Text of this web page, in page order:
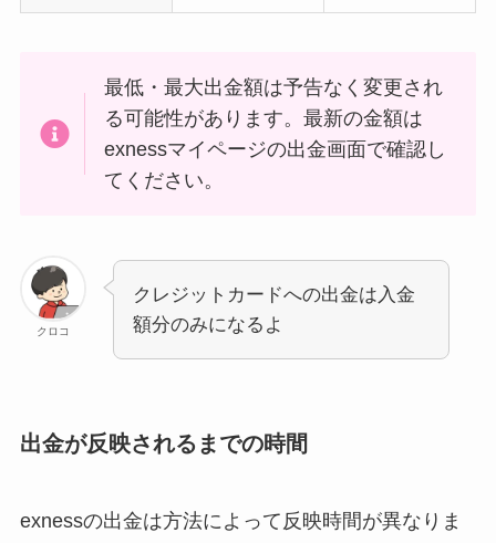
最低・最大出金額は予告なく変更され
る可能性があります。最新の金額は
exnessマイページの出金画面で確認し
てください。
クロコ
クレジットカードへの出金は入金
額分のみになるよ
出金が反映されるまでの時間
exnessの出金は方法によって反映時間が異なりま